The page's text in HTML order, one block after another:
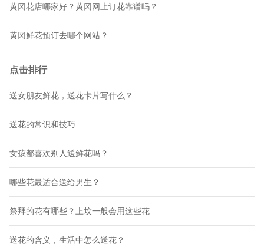
黄冈花店哪家好？黄冈网上订花靠谱吗？
黄冈鲜花预订去哪个网站？
点击排行
送女朋友鲜花，送花卡片写什么？
送花的常识和技巧
女孩都喜欢别人送鲜花吗？
哪些花最适合送给男生？
祭拜的花有哪些？上坟一般会用这些花
送花的含义，生活中怎么送花？